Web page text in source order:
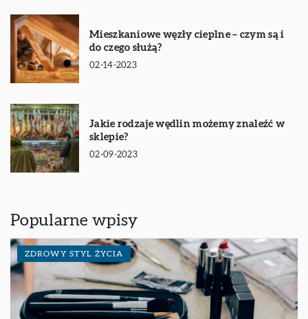
Mieszkaniowe węzły cieplne – czym są i
do czego służą?
02-14-2023
Jakie rodzaje wędlin możemy znaleźć w
sklepie?
02-09-2023
Popularne wpisy
ZDROWY STYL ŻYCIA